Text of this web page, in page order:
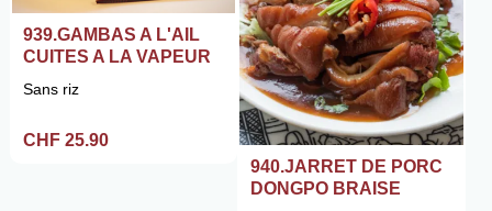
939.GAMBAS A L'AIL
CUITES A LA VAPEUR
Sans riz
CHF 25.90
940.JARRET DE PORC
DONGPO BRAISE